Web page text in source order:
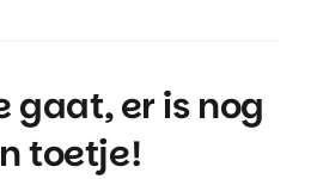
gaat, er is nog
toetje!